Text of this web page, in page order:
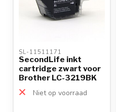
SL-11511171
SecondLife inkt
cartridge zwart voor
Brother LC-3219BK
XL
Niet op voorraad